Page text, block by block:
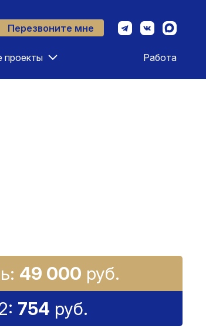
Перезвоните мне
проекты Работа
49 000 руб.
754 руб.